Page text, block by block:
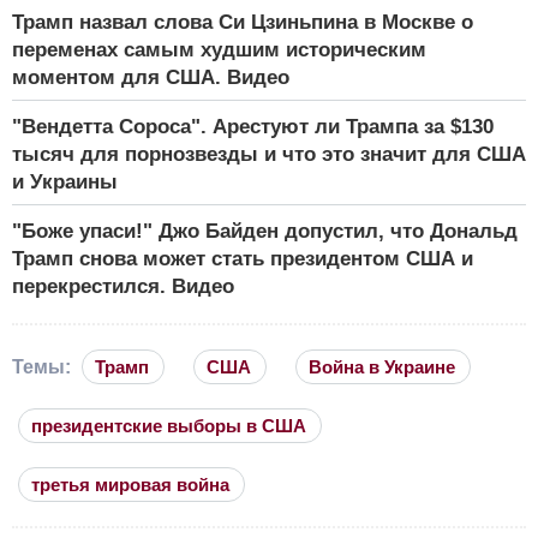
Трамп назвал слова Си Цзиньпина в Москве о
переменах самым худшим историческим
моментом для США. Видео
"Вендетта Сороса". Арестуют ли Трампа за $130
тысяч для порнозвезды и что это значит для США
и Украины
"Боже упаси!" Джо Байден допустил, что Дональд
Трамп снова может стать президентом США и
перекрестился. Видео
Темы: Трамп США Война в Украине
президентские выборы в США
третья мировая война